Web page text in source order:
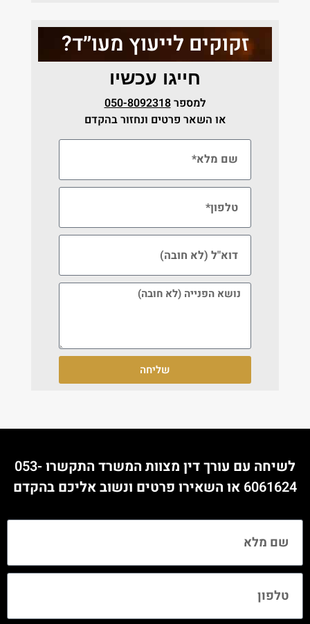
זקוקים לייעוץ מעו״ד?
חייגו עכשיו
למספר050-8092318
או השאר פרטים ונחזור בהקדם
שליחה
לשיחה עם עורך דין מצוות המשרד התקשרו053-
6061624 או השאירו פרטים ונשוב אליכם בהקדם